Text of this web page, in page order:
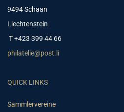
9494 Schaan
Liechtenstein
T +423 399 44 66
philatelie@post.li
QUICK LINKS
Sammlervereine